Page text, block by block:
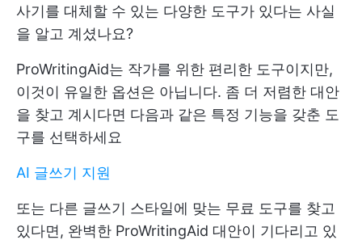
사기를 대체할 수 있는 다양한 도구가 있다는 사실
을 알고 계셨나요?
ProWritingAid는 작가를 위한 편리한 도구이지만,
이것이 유일한 옵션은 아닙니다. 좀 더 저렴한 대안
을 찾고 계시다면 다음과 같은 특정 기능을 갖춘 도
구를 선택하세요
AI 글쓰기 지원
또는 다른 글쓰기 스타일에 맞는 무료 도구를 찾고
있다면, 완벽한 ProWritingAid 대안이 기다리고 있